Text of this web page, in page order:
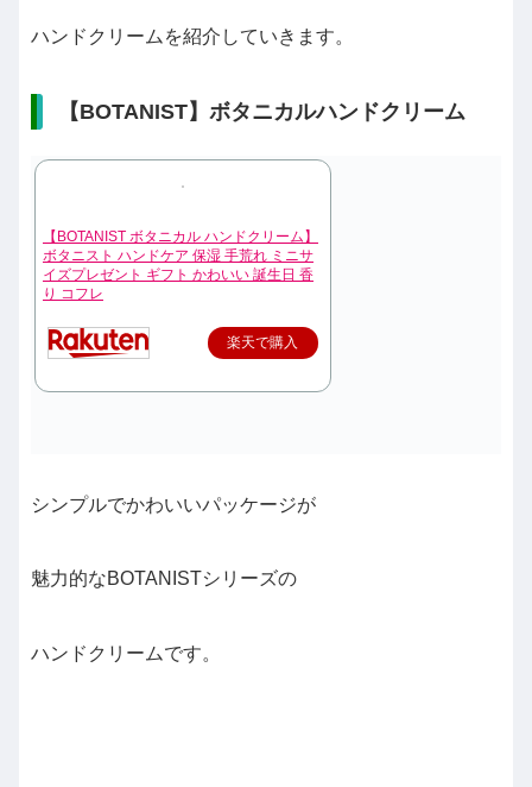
ハンドクリームを紹介していきます。
【BOTANIST】ボタニカルハンドクリーム
【BOTANIST ボタニカル ハンドクリーム】
ボタニスト ハンドケア 保湿 手荒れ ミニサ
イズプレゼント ギフト かわいい 誕生日 香
り コフレ
楽天で購入
シンプルでかわいいパッケージが
魅力的なBOTANISTシリーズの
ハンドクリームです。